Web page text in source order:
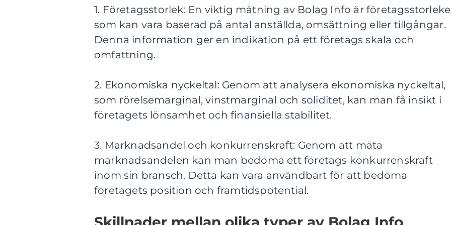
1. Företagsstorlek: En viktig mätning av Bolag Info är
som kan vara baserad på antal anställda, omsättning eller tillgångar.
Denna information ger en indikation på ett företags skala och
omfattning.
2. Ekonomiska nyckeltal: Genom att analysera ekonomiska nyckeltal,
som rörelsemarginal, vinstmarginal och soliditet, kan man få insikt i
företagets lönsamhet och finansiella stabilitet.
3. Marknadsandel och konkurrenskraft: Genom att mäta
marknadsandelen kan man bedöma ett företags konkurrenskraft
inom sin bransch. Detta kan vara användbart för att bedöma
företagets position och framtidspotential.